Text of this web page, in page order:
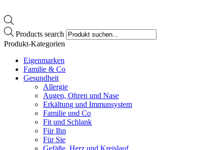
Products search
Produkt-Kategorien
Eigenmarken
Familie & Co
Gesundheit
Allergie
Augen, Ohren und Nase
Erkältung und Immunsystem
Familie und Co
Fit und Schlank
Für Ihn
Für Sie
Gefäße, Herz und Kreislauf